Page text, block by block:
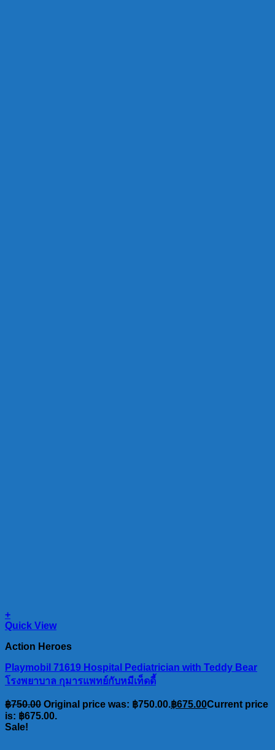
+
Quick View
Action Heroes
Playmobil 71619 Hospital Pediatrician with Teddy Bear
โรงพยาบาล กุมารแพทย์กับหมีเท็ดดี้
฿750.00 Original price was: ฿750.00.฿675.00Current price
is: ฿675.00.
Sale!